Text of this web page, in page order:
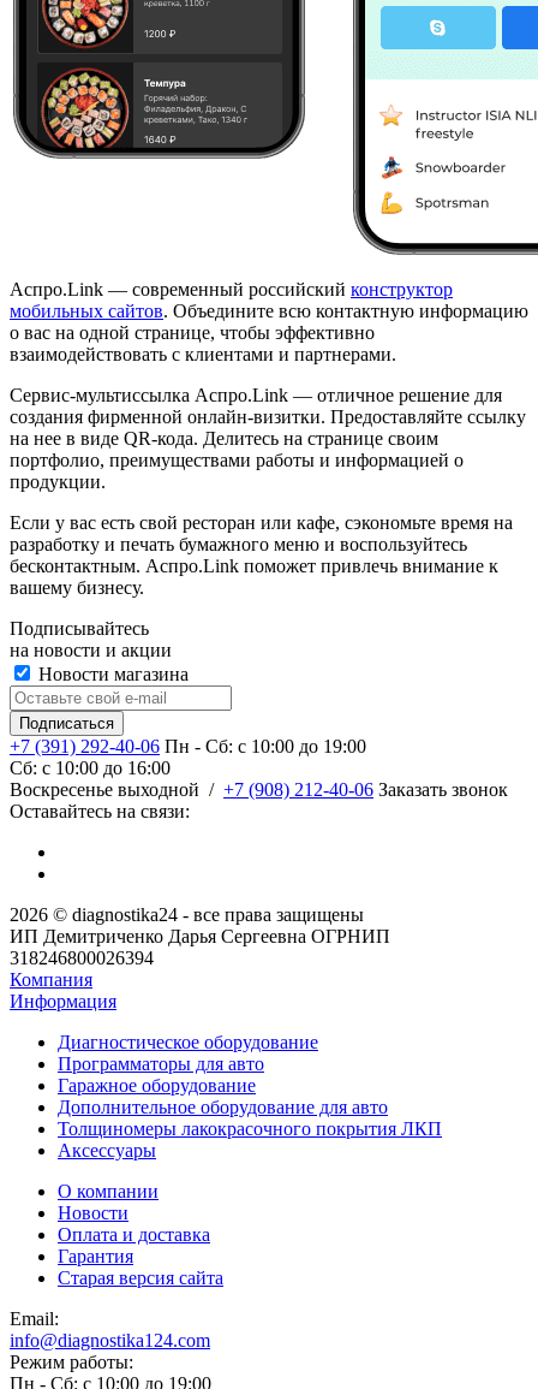
Аспро.Link — современный российский конструктор
мобильных сайтов. Объедините всю контактную информацию
о вас на одной странице, чтобы эффективно
взаимодействовать с клиентами и партнерами.
Сервис-мультиссылка Аспро.Link — отличное решение для
создания фирменной онлайн-визитки. Предоставляйте ссылку
на нее в виде QR-кода. Делитесь на странице своим
портфолио, преимуществами работы и информацией о
продукции.
Если у вас есть свой ресторан или кафе, сэкономьте время на
разработку и печать бумажного меню и воспользуйтесь
бесконтактным. Аспро.Link поможет привлечь внимание к
вашему бизнесу.
Подписывайтесь
на новости и акции
Новости магазина
+7 (391) 292-40-06 Пн - Сб: c 10:00 до 19:00
Сб: c 10:00 до 16:00
​Воскресенье выходной / +7 (908) 212-40-06 Заказать звонок
Оставайтесь на связи:
2026 © diagnostika24 - все права защищены
ИП Демитриченко Дарья Сергеевна ОГРНИП
318246800026394
Компания
Информация
Диагностическое оборудование
Программаторы для авто
Гаражное оборудование
Дополнительное оборудование для авто
Толщиномеры лакокрасочного покрытия ЛКП
Аксессуары
О компании
Новости
Оплата и доставка
Гарантия
Старая версия сайта
Email:
info@diagnostika124.com
Режим работы:
Пн - Сб: c 10:00 до 19:00